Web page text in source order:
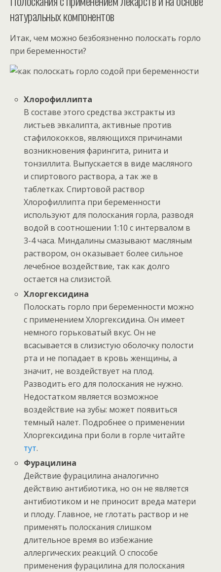
натуральных компонентов
Итак, чем можно безбоязненно полоскать горло
при беременности?
Хлорофиллипта
В составе этого средства экстракты из
листьев эвкалипта, активные против
стафилококков, являющихся причинами
возникновения фарингита, ринита и
тонзиллита. Выпускается в виде масляного
и спиртового раствора, а так же в
таблетках. Спиртовой раствор
Хлорофиллипта при беременности
используют для полоскания горла, разводя
водой в соотношении 1:10 с интервалом в
3-4 часа. Миндалины смазывают масляным
раствором, он оказывает более сильное
лечебное воздействие, так как долго
остается на слизистой.
Хлоргексидина
Полоскать горло при беременности можно
с применением Хлоргексидина. Он имеет
немного горьковатый вкус. Он не
всасывается в слизистую оболочку полости
рта и не попадает в кровь женщины, а
значит, не воздействует на плод.
Разводить его для полоскания не нужно.
Недостатком является возможное
воздействие на зубы: может появиться
темный налет. Подробнее о применении
Хлоргексидина при боли в горле читайте
тут.
Фурацилина
Действие фурацилина аналогично
действию антибиотика, но он не является
антибиотиком и не приносит вреда матери
и плоду. Главное, не глотать раствор и не
применять полоскания слишком
длительное время во избежание
аллергических реакций. О способе
применения фурацилина для полоскания